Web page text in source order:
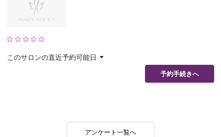
このサロンの直近予約可能日
予約手続きへ
アンケート一覧へ